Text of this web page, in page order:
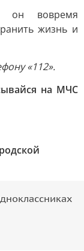
он вовремя
жизнь и
«112».
на МЧС